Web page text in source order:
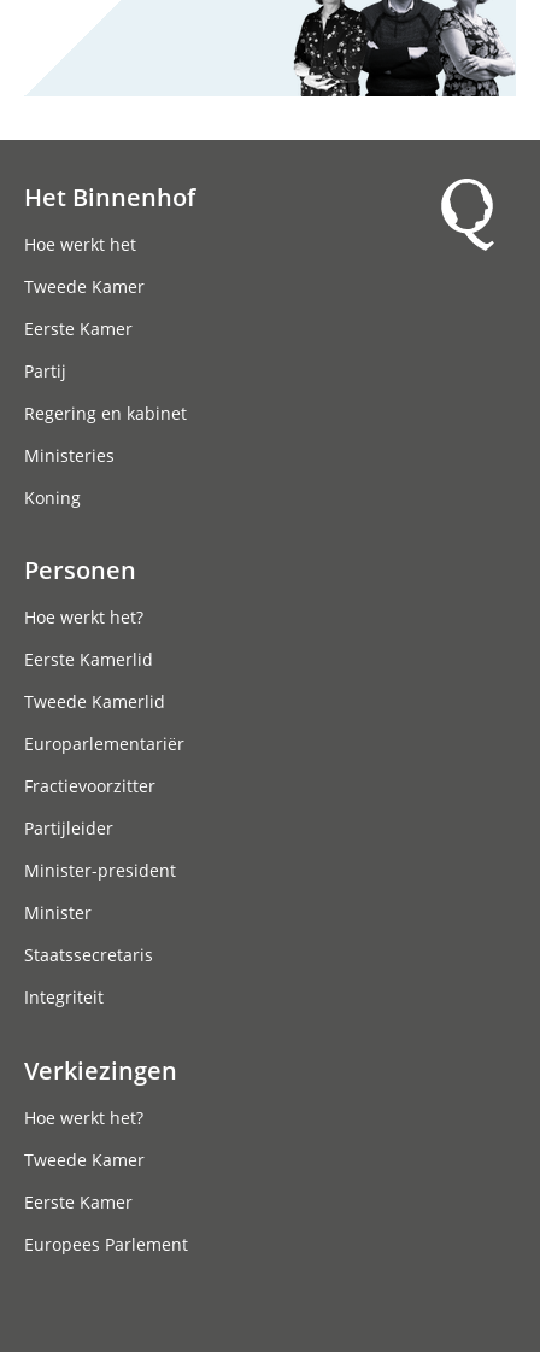
Het Binnenhof
Hoe werkt het
Tweede Kamer
Eerste Kamer
Partij
Regering en kabinet
Ministeries
Koning
Personen
Hoe werkt het?
Eerste Kamerlid
Tweede Kamerlid
Europarlementariër
Fractievoorzitter
Partijleider
Minister-president
Minister
Staatssecretaris
Integriteit
Verkiezingen
Hoe werkt het?
Tweede Kamer
Eerste Kamer
Europees Parlement